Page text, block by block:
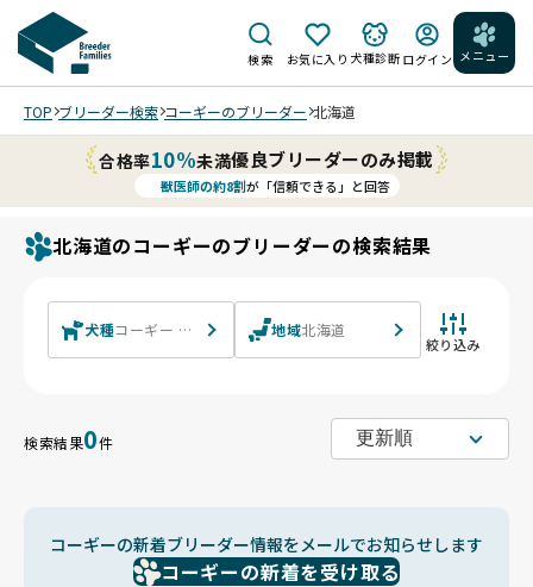
検索 お気に入り 犬種診断 ログイン メニュー
TOP ブリーダー検索 コーギーのブリーダー 北海道
合格率10%未満優良ブリーダーのみ掲載
獣医師の約8割が「信頼できる」と回答
北海道のコーギーのブリーダーの検索結果
犬種コーギー ウェルシュ・コーギー・ペンブローク ウェルシュ
地域北海道
絞り込み
検索結果0件
コーギーの新着ブリーダー情報をメールでお知らせします
コーギーの新着を受け取る